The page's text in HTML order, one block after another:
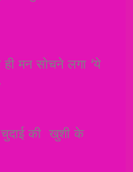
मन सोचने लगा ‘ये
चुदाई की खुशी के